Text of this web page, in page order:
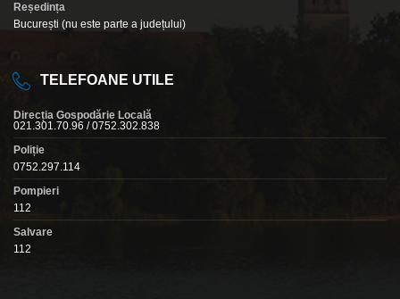
Reședința
București (nu este parte a județului)
TELEFOANE UTILE
Direcția Gospodărie Locală
021.301.70.96 / 0752.302.838
Poliție
0752.297.114
Pompieri
112
Salvare
112